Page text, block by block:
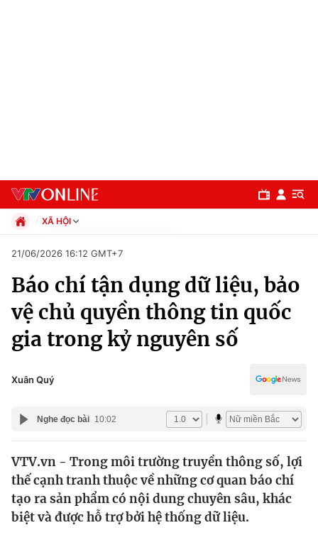
Chuyên mục
Chính trị
Thế giới
Tin tức
Kinh tế
XÃ HỘI
Xã hội
Pháp luật
Thể thao
Truyền hình
Văn hóa - Giải trí
Đời sống
Giáo dục
21/06/2026 16:12 GMT+7
Báo chí tận dụng dữ liệu, bảo
vệ chủ quyền thông tin quốc
gia trong kỷ nguyên số
Xuân Quý
Nghe đọc bài 10:02
VTV.vn - Trong môi trường truyền thông số, lợi
thế cạnh tranh thuộc về những cơ quan báo chí
tạo ra sản phẩm có nội dung chuyên sâu, khác
biệt và được hỗ trợ bởi hệ thống dữ liệu.